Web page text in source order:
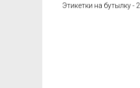
Этикетки на бутылку -